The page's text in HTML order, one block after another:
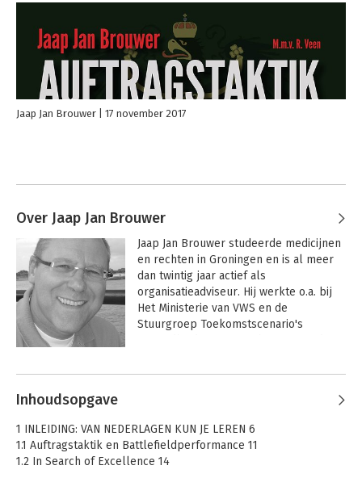
Jaap Jan Brouwer 17 november 2017
Over Jaap Jan Brouwer
Jaap Jan Brouwer studeerde medicijnen
en rechten in Groningen en is al meer
dan twintig jaar actief als
organisatieadviseur. Hij werkte o.a. bij
Het Ministerie van VWS en de
Stuurgroep Toekomstscenario's
versus Rijnlanders', 'Organiseren in een
initiatiefnemer van de community
'Koplopers in de zorg'.
Andere boeken door Jaap Jan
Brouwer
Inhoudsopgave
1 INLEIDING: VAN NEDERLAGEN KUN JE LEREN 6
1.1 Auftragstaktik en Battlefieldperformance 11
1.2 In Search of Excellence 14